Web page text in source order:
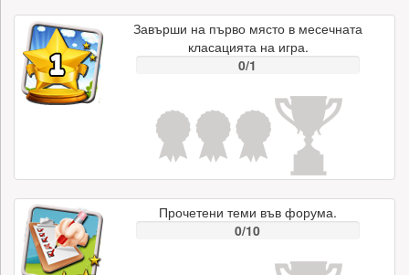
Завърши на първо място в месечната
класацията на игра.
0/1
Прочетени теми във форума.
0/10